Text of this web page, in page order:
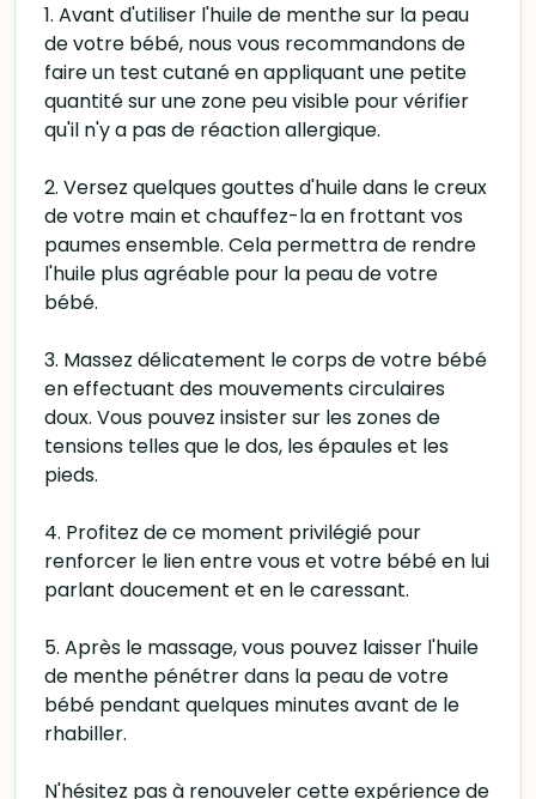
1. Avant d'utiliser l'huile de menthe sur la peau
de votre bébé, nous vous recommandons de
faire un test cutané en appliquant une petite
quantité sur une zone peu visible pour vérifier
qu'il n'y a pas de réaction allergique.
2. Versez quelques gouttes d'huile dans le creux
de votre main et chauffez-la en frottant vos
paumes ensemble. Cela permettra de rendre
l'huile plus agréable pour la peau de votre
bébé.
3. Massez délicatement le corps de votre bébé
en effectuant des mouvements circulaires
doux. Vous pouvez insister sur les zones de
tensions telles que le dos, les épaules et les
pieds.
4. Profitez de ce moment privilégié pour
renforcer le lien entre vous et votre bébé en lui
parlant doucement et en le caressant.
5. Après le massage, vous pouvez laisser l'huile
de menthe pénétrer dans la peau de votre
bébé pendant quelques minutes avant de le
rhabiller.
N'hésitez pas à renouveler cette expérience de